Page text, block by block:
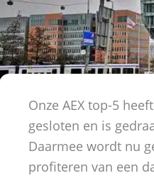
Onze AEX top-5
gesloten en is
Daarmee wordt nu
profiteren van een